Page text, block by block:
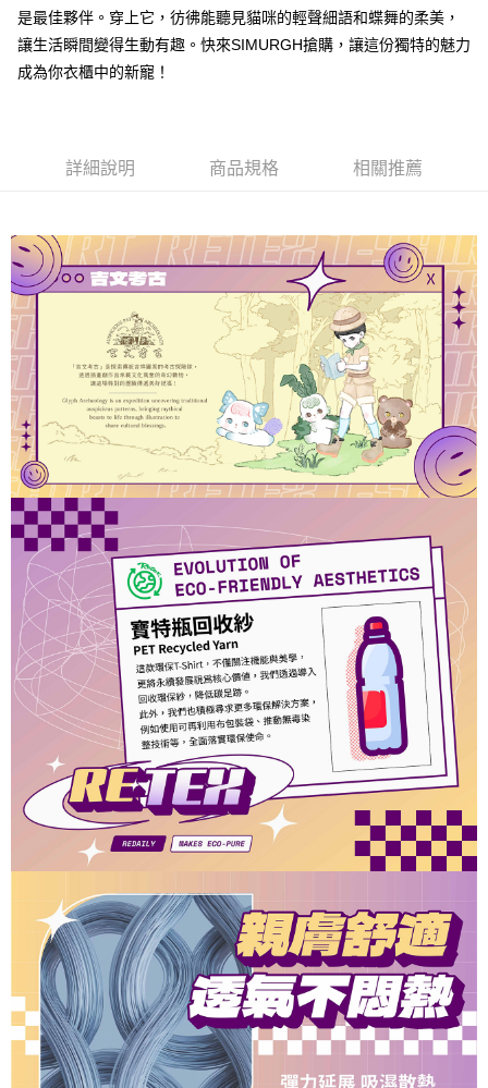
全家取貨付款
每筆NT$60，滿NT$1,000(含以上)免運費
每筆NT$60，滿NT$1,000(含以上)免運費
付款後7-11取貨
每筆NT$60，滿NT$1,000(含以上)免運費
宅配
每筆NT$120，滿NT$1,000(含以上)免運費
離島宅配
每筆NT$120，滿NT$1,000(含以上)免運費
國家/地區配送 查看運費
是最佳夥伴。穿上它，彷彿能聽見貓咪的輕聲細語和蝶舞的柔美，
讓生活瞬間變得生動有趣。快來SIMURGH搶購，讓這份獨特的魅力
成為你衣櫃中的新寵！
詳細說明 商品規格 相關推薦